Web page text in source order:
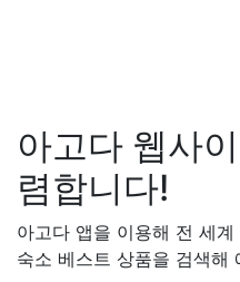
아고다 웹사
렴합니다!
아고다 앱을 이용해 전 세
숙소 베스트 상품을 검색해